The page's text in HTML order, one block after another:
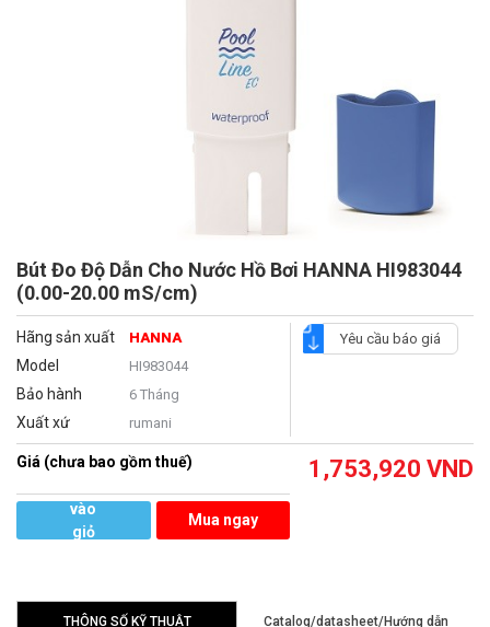
Bút Đo Độ Dẫn Cho Nước Hồ Bơi HANNA HI983044
(0.00-20.00 mS/cm)
Hãng sản xuất HANNA
Model HI983044
Bảo hành 6 Tháng
Xuất xứ rumani
Yêu cầu báo giá
Giá (chưa bao gồm thuế) 1,753,920 VND
vào
giỏ
Mua ngay
THÔNG SỐ KỸ THUẬT
Catalog/datasheet/Hướng dẫn